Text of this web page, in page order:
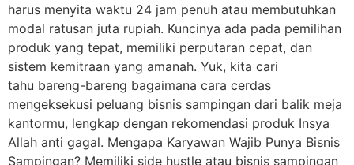
harus menyita waktu 24 jam penuh atau membutuhkan
modal ratusan juta rupiah. Kuncinya ada pada pemilihan
produk yang tepat, memiliki perputaran cepat, dan
sistem kemitraan yang amanah. Yuk, kita cari
tahu bareng-bareng bagaimana cara cerdas
mengeksekusi peluang bisnis sampingan dari balik meja
kantormu, lengkap dengan rekomendasi produk Insya
Allah anti gagal. Mengapa Karyawan Wajib Punya Bisnis
Sampingan? Memiliki side hustle atau bisnis sampingan